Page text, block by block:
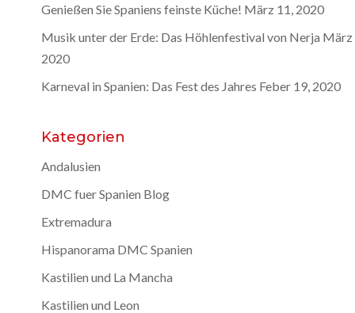
Genießen Sie Spaniens feinste Küche! März 11, 2020
Musik unter der Erde: Das Höhlenfestival von Nerja März
2020
Karneval in Spanien: Das Fest des Jahres Feber 19, 2020
Kategorien
Andalusien
DMC fuer Spanien Blog
Extremadura
Hispanorama DMC Spanien
Kastilien und La Mancha
Kastilien und Leon